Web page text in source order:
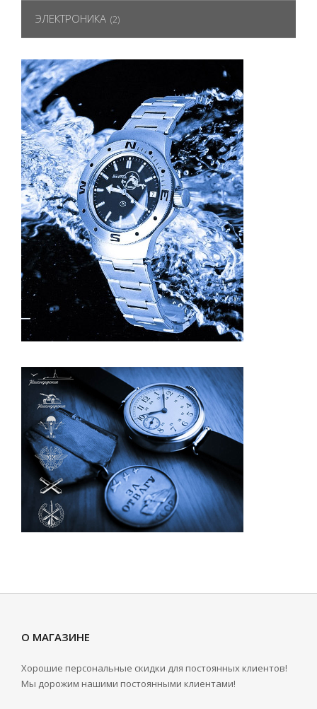
ЭЛЕКТРОНИКА (2)
О МАГАЗИНЕ
Хорошие персональные скидки для постоянных клиентов!
Мы дорожим нашими постоянными клиентами!